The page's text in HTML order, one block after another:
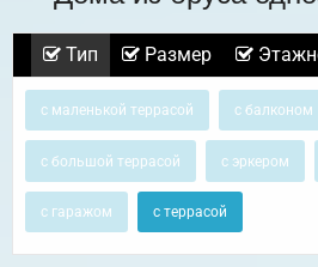
Тип Размер
с маленькой террасой с балконом
с большой террасой с эркером
с гаражом с террасой